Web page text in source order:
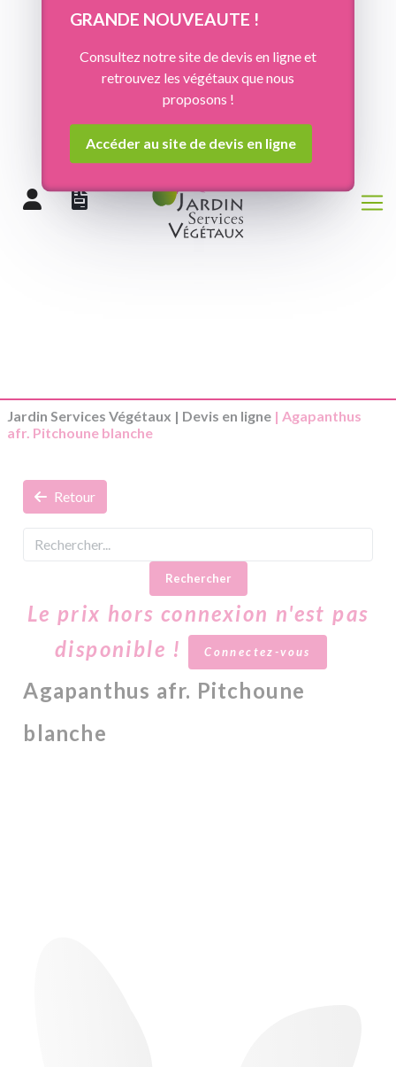
GRANDE NOUVEAUTE !
Consultez notre site de devis en ligne et
retrouvez les végétaux que nous
proposons !
Accéder au site de devis en ligne
Jardin Services Végétaux | Devis en ligne | Agapanthus
afr. Pitchoune blanche
Retour
Rechercher
Le prix hors connexion n'est pas
disponible !
Connectez-vous
Agapanthus afr. Pitchoune
blanche
Panneau de gestion des cookies